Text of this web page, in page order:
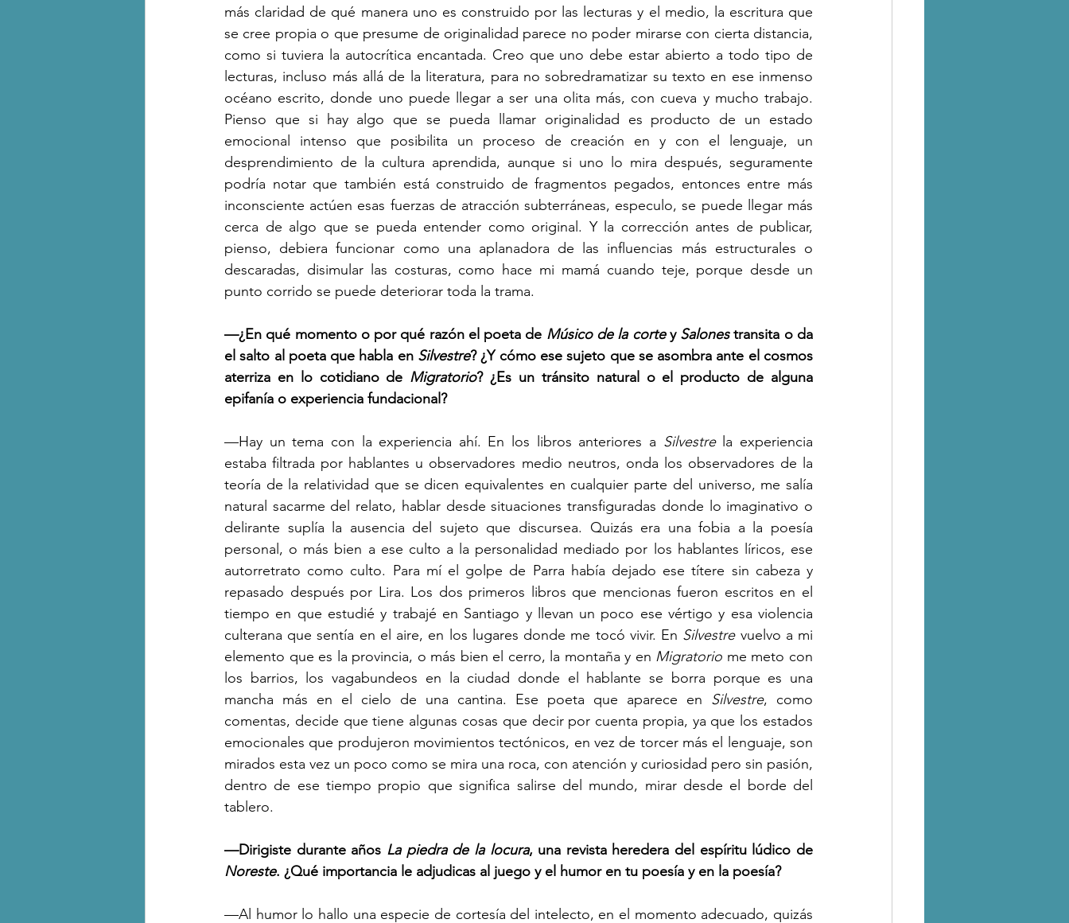
más claridad de qué manera uno es construido por las lecturas y el medio, la escritura que
se cree propia o que presume de originalidad parece no poder mirarse con cierta distancia,
como si tuviera la autocrítica encantada. Creo que uno debe estar abierto a todo tipo de
lecturas, incluso más allá de la literatura, para no sobredramatizar su texto en ese inmenso
océano escrito, donde uno puede llegar a ser una olita más, con cueva y mucho trabajo.
Pienso que si hay algo que se pueda llamar originalidad es producto de un estado
emocional intenso que posibilita un proceso de creación en y con el lenguaje, un
desprendimiento de la cultura aprendida, aunque si uno lo mira después, seguramente
podría notar que también está construido de fragmentos pegados, entonces entre más
inconsciente actúen esas fuerzas de atracción subterráneas, especulo, se puede llegar más
cerca de algo que se pueda entender como original. Y la corrección antes de publicar,
pienso, debiera funcionar como una aplanadora de las influencias más estructurales o
descaradas, disimular las costuras, como hace mi mamá cuando teje, porque desde un
punto corrido se puede deteriorar toda la trama.
—¿En qué momento o por qué razón el poeta de Músico de la corte y Salones transita o da
el salto al poeta que habla en Silvestre? ¿Y cómo ese sujeto que se asombra ante el cosmos
aterriza en lo cotidiano de Migratorio? ¿Es un tránsito natural o el producto de alguna
epifanía o experiencia fundacional?
—Hay un tema con la experiencia ahí. En los libros anteriores a Silvestre la experiencia
estaba filtrada por hablantes u observadores medio neutros, onda los observadores de la
teoría de la relatividad que se dicen equivalentes en cualquier parte del universo, me salía
natural sacarme del relato, hablar desde situaciones transfiguradas donde lo imaginativo o
delirante suplía la ausencia del sujeto que discursea. Quizás era una fobia a la poesía
personal, o más bien a ese culto a la personalidad mediado por los hablantes líricos, ese
autorretrato como culto. Para mí el golpe de Parra había dejado ese títere sin cabeza y
repasado después por Lira. Los dos primeros libros que mencionas fueron escritos en el
tiempo en que estudié y trabajé en Santiago y llevan un poco ese vértigo y esa violencia
culterana que sentía en el aire, en los lugares donde me tocó vivir. En Silvestre vuelvo a mi
elemento que es la provincia, o más bien el cerro, la montaña y en Migratorio me meto con
los barrios, los vagabundeos en la ciudad donde el hablante se borra porque es una
mancha más en el cielo de una cantina. Ese poeta que aparece en Silvestre, como
comentas, decide que tiene algunas cosas que decir por cuenta propia, ya que los estados
emocionales que produjeron movimientos tectónicos, en vez de torcer más el lenguaje, son
mirados esta vez un poco como se mira una roca, con atención y curiosidad pero sin pasión,
dentro de ese tiempo propio que significa salirse del mundo, mirar desde el borde del
tablero.
—Dirigiste durante años La piedra de la locura
Noreste. ¿Qué importancia le adjudicas al juego y el humor en tu poesía y en la poesía?
—Al humor lo hallo una especie de cortesía del intelecto, en el momento adecuado, quizás